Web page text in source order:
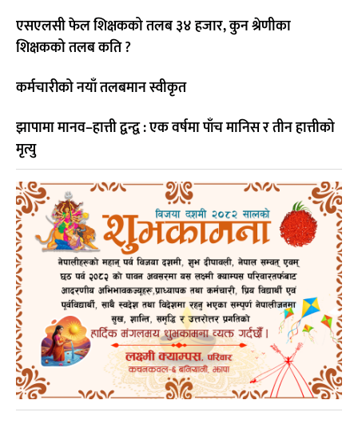
एसएलसी फेल शिक्षकको तलब ३४ हजार, कुन श्रेणीका
शिक्षकको तलब कति ?
कर्मचारीको नयाँ तलबमान स्वीकृत
झापामा मानव–हात्ती द्वन्द्व : एक वर्षमा पाँच मानिस र तीन हात्तीको
मृत्यु